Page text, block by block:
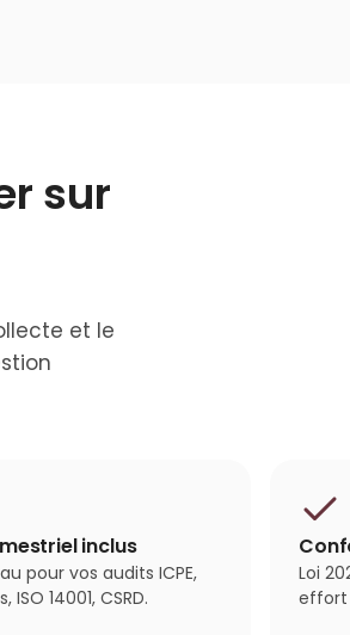
sur
et le
inclus
pour vos audits ICPE,
ISO 14001, CSRD.
Loi
effort